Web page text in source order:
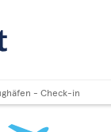
- Check-in